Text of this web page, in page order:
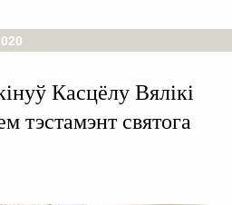
Касцёлу Вялікі
тэстамэнт святога